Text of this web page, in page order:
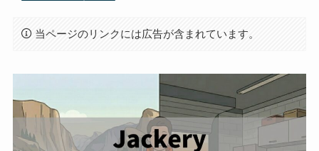
当ページのリンクには広告が含まれています。